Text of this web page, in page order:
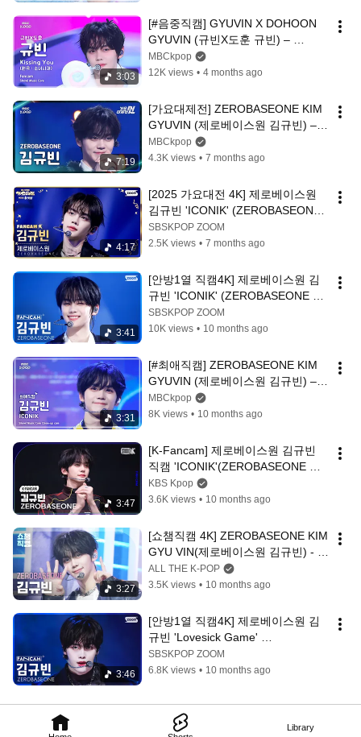
Library
3:03
[#음중직캠] GYUVIN X DOHOON
GYUVIN (규빈X도훈 규빈) –
Kissing You (원곡 : 소녀시대)
FanCam | 쇼! 음악중심 |
MBCkpop
12K views • 4 months ago
7:19
[가요대제전] ZEROBASEONE KIM
GYUVIN (제로베이스원 김규빈) –
ICONIK+Star Eyes FanCam|2025
GayoDaejejeon | MBC251231
MBCkpop
4.3K views • 7 months ago
4:17
[2025 가요대전 4K] 제로베이스원
김규빈 'ICONIK' (ZEROBASEONE
KIM GYUVIN FanCam) @SBS
GayoDaejeon 251225
SBSKPOP ZOOM
2.5K views • 7 months ago
3:41
[안방1열 직캠4K] 제로베이스원 김
규빈 'ICONIK' (ZEROBASEONE
KIM GYU VIN FanCam) @SBS
Inkigayo 250914
SBSKPOP ZOOM
10K views • 10 months ago
3:31
[#최애직캠] ZEROBASEONE KIM
GYUVIN (제로베이스원 김규빈) –
ICONIK | 쇼! 음악중심 |
MBC250913
MBCkpop
8K views • 10 months ago
3:47
[K-Fancam] 제로베이스원 김규빈
직캠 'ICONIK'(ZEROBASEONE
KIM GYUVIN Fancam) @뮤직뱅크
(Music Bank) 250912
KBS Kpop
3.6K views • 10 months ago
3:27
[쇼챔직캠 4K] ZEROBASEONE KIM
GYU VIN(제로베이스원 김규빈) -
ICONIK | Show Champion | EP.568
ALL THE K-POP
3.5K views • 10 months ago
3:46
[안방1열 직캠4K] 제로베이스원 김
규빈 'Lovesick Game'
(ZEROBASEONE KIM GYU VIN
FanCam) @SBS Inkigayo 250907
SBSKPOP ZOOM
6.8K views • 10 months ago